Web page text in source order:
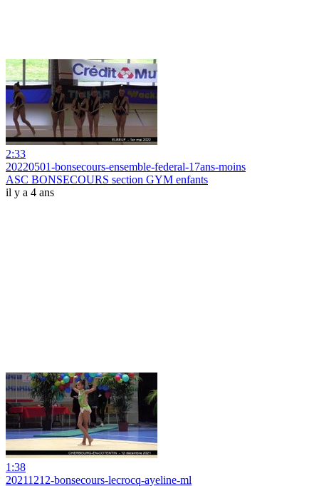
2:33
20220501-bonsecours-ensemble-federal-17ans-moins
ASC BONSECOURS section GYM enfants
il y a 4 ans
1:38
20211212-bonsecours-lecrocq-ayeline-ml